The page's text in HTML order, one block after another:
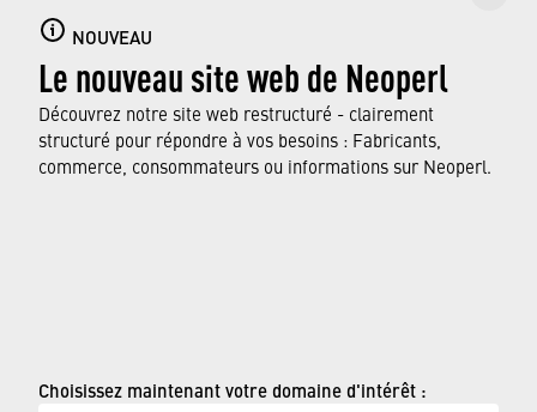
NOUVEAU
Le nouveau site web de Neoperl
Découvrez notre site web restructuré - clairement
structuré pour répondre à vos besoins : Fabricants,
commerce, consommateurs ou informations sur Neoperl.
Choisissez maintenant votre domaine d'intérêt :
CAREGUARD
CAREGUARD est un aérateur sanitaire pour
une utilisation dans les hôpitaux et les
établissements de soins.
Mentions légales